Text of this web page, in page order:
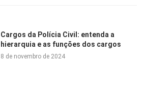
Cargos da Polícia Civil: entenda a
hierarquia e as funções dos cargos
8 de novembro de 2024